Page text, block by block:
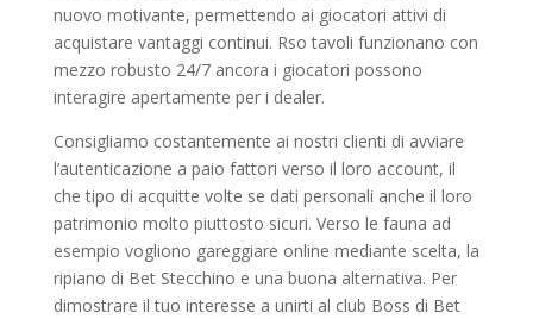
nuovo motivante, permettendo ai giocatori attivi di
acquistare vantaggi continui. Rso tavoli funzionano con
mezzo robusto 24/7 ancora i giocatori possono
interagire apertamente per i dealer.
Consigliamo costantemente ai nostri clienti di avviare
l’autenticazione a paio fattori verso il loro account, il
che tipo di acquitte volte se dati personali anche il loro
patrimonio molto piuttosto sicuri. Verso le fauna ad
esempio vogliono gareggiare online mediante scelta, la
ripiano di Bet Stecchino e una buona alternativa. Per
dimostrare il tuo interesse a unirti al club Boss di Bet